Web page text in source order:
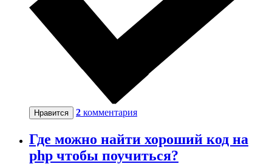
Нравится 2 комментария
Где можно найти хороший код на
php чтобы поучиться?